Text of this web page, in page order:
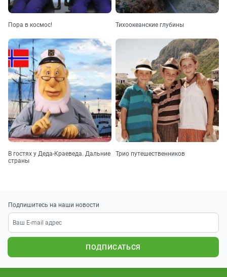
Пора в космос! Тихоокеанские глубины
В гостях у Деда-Краеведа. Дальние
страны
Трио путешественников
Подпишитесь на наши новости
ПОДПИСАТЬСЯ